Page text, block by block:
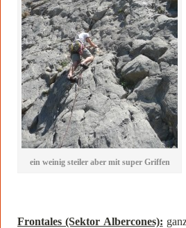
ein weinig steiler aber mit super Griffen
Frontales (Sektor Albercones):